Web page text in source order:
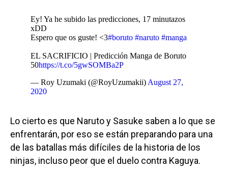
Ey! Ya he subido las predicciones, 17 minutazos
xDD
Espero que os guste! <3#boruto #naruto #manga
EL SACRIFICIO | Predicción Manga de Boruto
50https://t.co/5gwSOMBa2P
— Roy Uzumaki (@RoyUzumakii) August 27,
2020
Lo cierto es que Naruto y Sasuke saben a lo que se
enfrentarán, por eso se están preparando para una
de las batallas más difíciles de la historia de los
ninjas, incluso peor que el duelo contra Kaguya.